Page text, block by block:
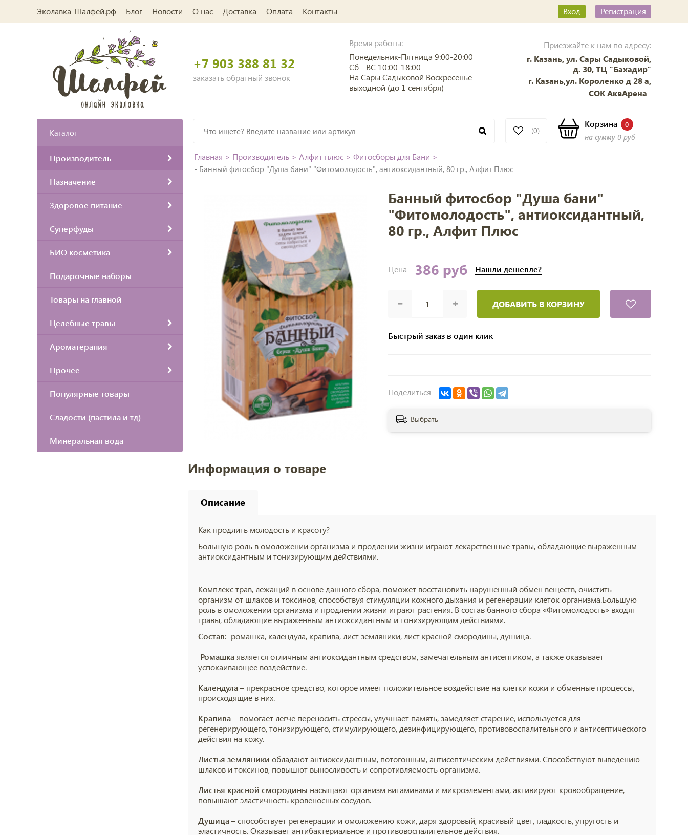
Эколавка-Шалфей.рф Блог Новости О нас Доставка Оплата Контакты Вход Регистрация
+7 903 388 81 32
заказать обратный звонок
Время работы:
Понедельник-Пятница 9:00-20:00
Сб - ВС 10:00-18:00
На Сары Садыковой Воскресенье
выходной (до 1 сентября)
Приезжайте к нам по адресу:
г. Казань, ул. Сары Садыковой,
д. 30, ТЦ "Бахадир"
г. Казань,ул. Короленко д 28 а,
СОК АквАрена
(0)
Корзина 0
на сумму 0 руб
Каталог
Производитель
Назначение
Здоровое питание
Суперфуды
БИО косметика
Подарочные наборы
Товары на главной
Целебные травы
Ароматерапия
Прочее
Популярные товары
Сладости (пастила и тд)
Минеральная вода
Главная > Производитель > Алфит плюс > Фитосборы для Бани >
- Банный фитосбор "Душа бани" "Фитомолодость", антиоксидантный, 80 гр., Алфит Плюс
Банный фитосбор "Душа бани"
"Фитомолодость", антиоксидантный,
80 гр., Алфит Плюс
Цена 386 руб Нашли дешевле?
ДОБАВИТЬ В КОРЗИНУ
Быстрый заказ в один клик
Поделиться
Выбрать
Информация о товаре
Описание
Как продлить молодость и красоту?
Большую роль в омоложении организма и продлении жизни играют лекарственные травы, обладающие выраженным
антиоксидантным и тонизирующим действиями.
Комплекс трав, лежащий в основе данного сбора, поможет восстановить нарушенный обмен веществ, очистить
организм от шлаков и токсинов, способствуя стимуляции кожного дыхания и регенерации клеток организма.Большую
роль в омоложении организма и продлении жизни играют растения. В состав банного сбора «Фитомолодость» входят
травы, обладающие выраженным антиоксидантным и тонизирующим действиями.
Состав: ромашка, календула, крапива, лист земляники, лист красной смородины, душица.
Ромашка является отличным антиоксидантным средством, замечательным антисептиком, а также оказывает
успокаивающее воздействие.
Календула– прекрасное средство, которое имеет положительное воздействие на клетки кожи и обменные процессы,
происходящие в них.
Крапива– помогает легче переносить стрессы, улучшает память, замедляет старение, используется для
регенерирующего, тонизирующего, стимулирующего, дезинфицирующего, противовоспалительного и антисептического
действия на кожу.
Листья земляники обладают антиоксидантным, потогонным, антисептическим действиями. Способствуют выведению
шлаков и токсинов, повышют выносливость и сопротивляемость организма.
Листья красной смородины насыщают организм витаминами и микроэлементами, активируют кровообращение,
повышают эластичность кровеносных сосудов.
Душица– способствует регенерации и омоложению кожи, даря здоровый, красивый цвет, гладкость, упругость и
эластичность. Оказывает антибактериальное и противовоспалительное действия.